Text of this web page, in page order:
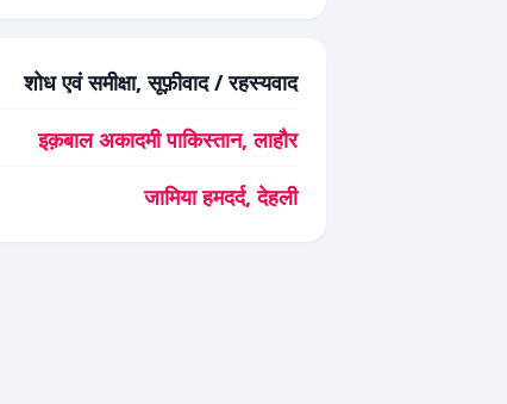
शोध एवं समीक्षा, सूफ़ीवाद / रहस्यवाद
इक़बाल अकादमी पाकिस्तान, लाहौर
जामिया हमदर्द, देहली